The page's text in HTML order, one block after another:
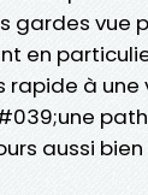
gardes vue
en
rapide à
aussi